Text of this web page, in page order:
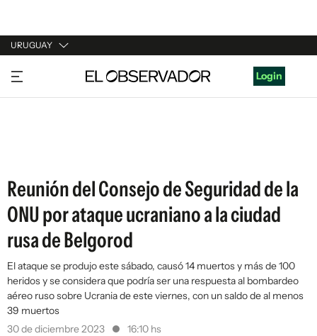
URUGUAY
URUGUAY
ARGENTINA
Login
Reunión del Consejo de Seguridad de la
ONU por ataque ucraniano a la ciudad
rusa de Belgorod
El ataque se produjo este sábado, causó 14 muertos y más de 100
heridos y se considera que podría ser una respuesta al bombardeo
aéreo ruso sobre Ucrania de este viernes, con un saldo de al menos
39 muertos
30 de diciembre 2023
16:10 hs